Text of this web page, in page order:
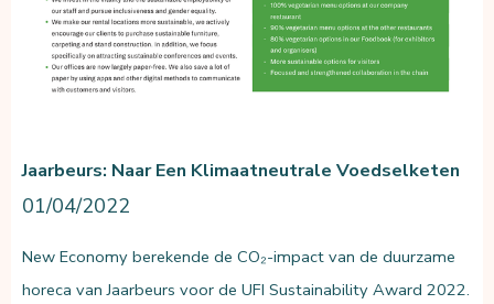
Jaarbeurs: Naar Een Klimaatneutrale Voedselketen
01/04/2022
New Economy berekende de CO₂-impact van de duurzame
horeca van Jaarbeurs voor de UFI Sustainability Award 2022.